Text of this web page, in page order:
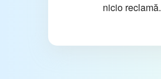
nicio reclamă.